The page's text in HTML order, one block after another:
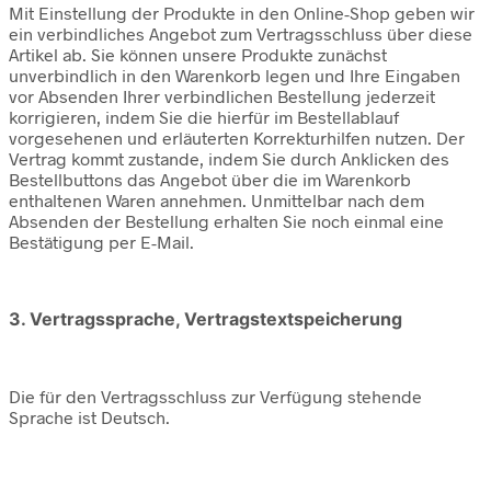
Mit Einstellung der Produkte in den Online-Shop geben wir
ein verbindliches Angebot zum Vertragsschluss über diese
Artikel ab. Sie können unsere Produkte zunächst
unverbindlich in den Warenkorb legen und Ihre Eingaben
vor Absenden Ihrer verbindlichen Bestellung jederzeit
korrigieren, indem Sie die hierfür im Bestellablauf
vorgesehenen und erläuterten Korrekturhilfen nutzen. Der
Vertrag kommt zustande, indem Sie durch Anklicken des
Bestellbuttons das Angebot über die im Warenkorb
enthaltenen Waren annehmen. Unmittelbar nach dem
Absenden der Bestellung erhalten Sie noch einmal eine
Bestätigung per E-Mail.
3. Vertragssprache, Vertragstextspeicherung
Die für den Vertragsschluss zur Verfügung stehende
Sprache ist Deutsch.